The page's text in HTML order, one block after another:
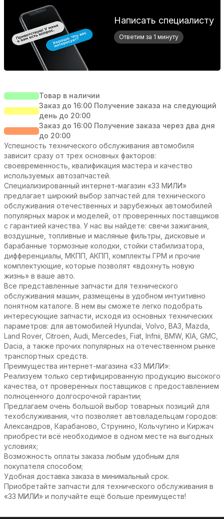
Написать специалисту
Ответим за 1 минуту
Товар в наличии
Заказ до 16:00 Получение заказа на следующий
день до 20:00
Заказ до 16:00 Получение заказа через два дня
до 20:00
Успешность технического обслуживания автомобиля
зависит сразу от трех основных факторов:
своевременность, квалификация мастера и качество
используемых автозапчастей.
Специализированный интернет-магазин «33 МИЛИ»
предлагает широкий выбор запчастей для технического
обслуживания отечественных и зарубежных автомобилей
популярных марок и моделей, от проверенных поставщиков
с гарантией качества. У нас вы найдете: свечи зажигания,
воздушные, топливные и масляные фильтры, дисковые и
барабанные тормозные колодки, стойки стабилизатора,
дифференциалы, МКПП, АКПП, комплекты ГРМ и прочие
комплектующие, которые позволят «вдохнуть новую
жизнь» в ваше авто.
Все представленные запчасти для технического
обслуживания машин, размещены в удобном интуитивно
понятном каталоге. В нем вы сможете легко подобрать
интересующие запчасти, исходя из основных технических
параметров: для автомобилей Hyundai, Volvo, ВАЗ, Mazda,
Land Rover, Citroen, Audi, Mercedes, Fiat, Infnii, BMW, KIA, GMC,
Dacia, а также прочих популярных на отечественном рынке
транспортных средств.
Преимущества интернет-магазина «33 МИЛИ»:
Реализуем только сертифицированную продукцию высокого
качества, от проверенных поставщиков с предоставлением
полноценного долгосрочной гарантии;
Предлагаем очень большой выбор товарных позиций для
техобслуживания, что позволяет автовладельцам городов:
Александров, Карабаново, Струнино, Кольчугино и Киржач
приобрести всё необходимое в одном месте на выгодных
условиях;
Возможность оплаты заказа любым удобным для
покупателя способом;
Удобная доставка заказа в минимальный срок.
Приобретайте запчасти для технического обслуживания в
«33 МИЛИ» и получайте ещё больше преимуществ!